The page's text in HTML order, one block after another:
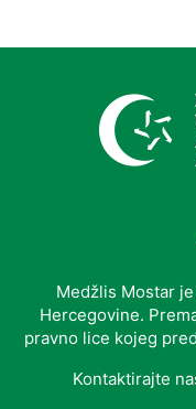
Medžlis Mostar
Hercegovine.
pravno lice kojeg
Kontaktirajte